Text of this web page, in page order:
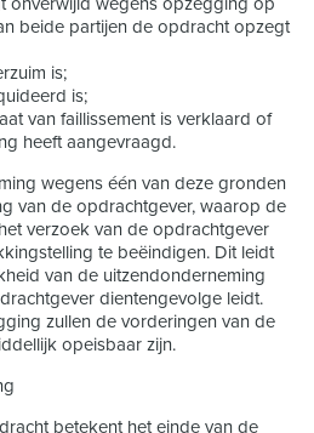
beide partijen de opdracht opzegt
is;
is;
van faillissement is verklaard of
heeft aangevraagd.
wegens één van deze gronden
van de opdrachtgever, waarop de
verzoek van de opdrachtgever
te beëindigen. Dit leidt
van de uitzendonderneming
dientengevolge leidt.
zullen de vorderingen van de
opeisbaar zijn.
betekent het einde van de